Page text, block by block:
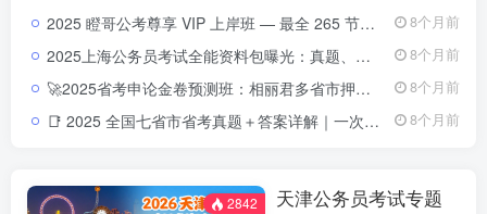
天津市考特点，合理安排备考计
2025 瞪哥公考尊享 VIP 上岸班 — 最全 265 节视频课程，助你一次性上岸！2025 瞪哥公考尊享 VIP 上岸班 — 最全 265 节视频课程，助你一次性上岸！ 8个月前
2025上海公务员考试全能资料包曝光：真题、申论、行测、政策全收录2025上海公务员考试全能资料包｜含历年真题+行测申论解析+市政热点合集｜教育学习网 8个月前
🚀2025省考申论金卷预测班：相丽君多省市押题高分路径2025省考申论金卷预测视频课程 8个月前
📑 2025 全国七省市省考真题＋答案详解｜一次拥有山东 · 浙江 ·四川 ·上海 ·北京 ·天津 ·江苏真题全套2025 全国省考真题全收录：七省市（山东 · 浙江 · 四川 · 上海 ·北京 ·天津 ·江苏）试卷＋详解 8个月前
2842 天津公务员考试专题